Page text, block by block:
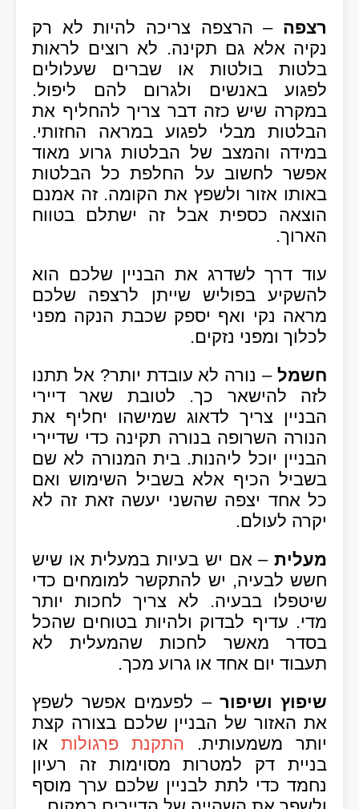
רצפה – הרצפה צריכה להיות לא רק
נקיה אלא גם תקינה. לא רוצים לראות
בלטות בולטות או שברים שעלולים
לפגוע באנשים ולגרום להם ליפול.
במקרה שיש כזה דבר צריך להחליף את
הבלטות מבלי לפגוע במראה החזותי.
במידה והמצב של הבלטות גרוע מאוד
אפשר לחשוב על החלפת כל הבלטות
באותו אזור ולשפץ את הקומה. זה אמנם
הוצאה כספית אבל זה ישתלם בטווח
הארוך.
עוד דרך לשדרג את הבניין שלכם הוא
להשקיע בפוליש שייתן לרצפה שלכם
מראה נקי ואף יספק שכבת הנקה מפני
לכלוך ומפני נזקים.
חשמל – נורה לא עובדת יותר? אל תתנו
לזה להישאר כך. לטובת שאר דיירי
הבניין צריך לדאוג שמישהו יחליף את
הנורה השרופה בנורה תקינה כדי שדיירי
הבניין יוכל ליהנות. בית המנורה לא שם
בשביל הכיף אלא בשביל השימוש ואם
כל אחד יצפה שהשני יעשה זאת זה לא
יקרה לעולם.
מעלית – אם יש בעיות במעלית או שיש
חשש לבעיה, יש להתקשר למומחים כדי
שיטפלו בבעיה. לא צריך לחכות יותר
מדי. עדיף לבדוק ולהיות בטוחים שהכל
בסדר מאשר לחכות שהמעלית לא
תעבוד יום אחד או גרוע מכך.
שיפוץ ושיפור – לפעמים אפשר לשפץ
את האזור של הבניין שלכם בצורה קצת
יותר משמעותית. התקנת פרגולות או
בניית דק למטרות מסוימות זה רעיון
נחמד כדי לתת לבניין שלכם ערך מוסף